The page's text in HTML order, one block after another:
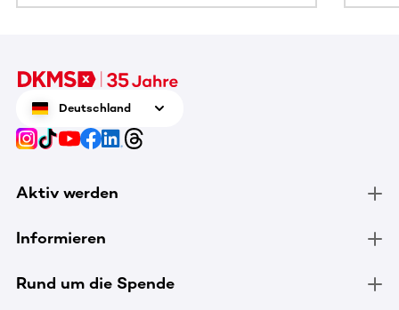
Deutschland
Aktiv werden
Informieren
Rund um die Spende